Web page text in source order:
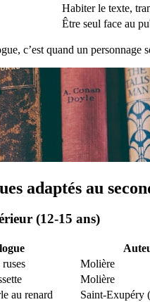
Habiter le texte,
Être seul face au
c’est quand un personnage
adaptés au
(12-15 ans)
Molière
Molière
au renard
Saint-Exupéry